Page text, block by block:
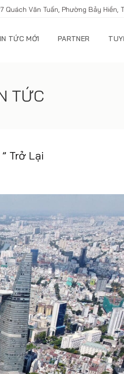
Quách Văn Tuấn, Phường Bảy Hiền,
TỨC MỚI PARTNER
TỨC
Trở Lại